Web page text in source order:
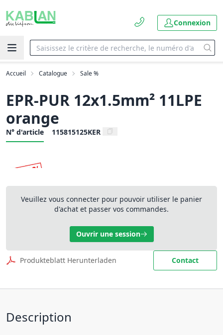
Connexion
Accueil Catalogue Sale %
EPR-PUR 12x1.5mm² 11LPE
orange
N° d'article 115815125KER
Veuillez vous connecter pour pouvoir utiliser le panier
d'achat et passer vos commandes.
Ouvrir une session
Produkteblatt Herunterladen Contact
Description